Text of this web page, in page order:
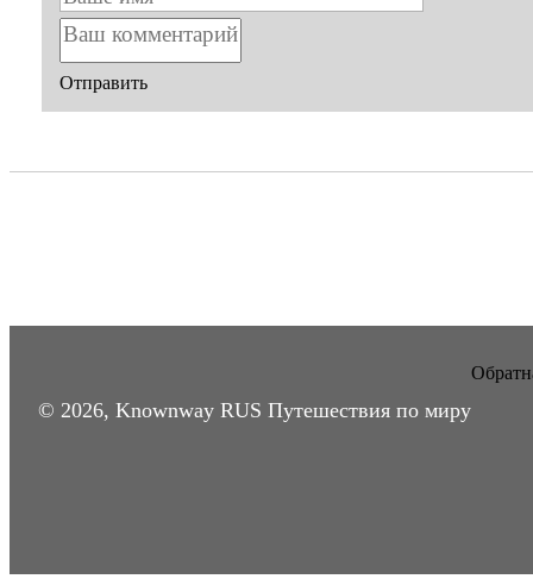
Отправить
© 2026, Knownway RUS Путешествия по миру